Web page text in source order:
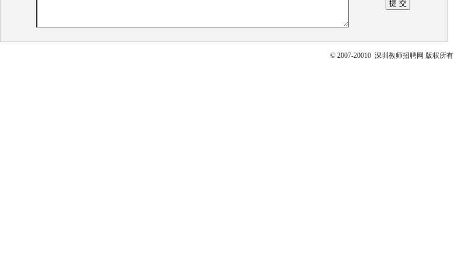
© 2007-20010 深圳教师招聘网 版权所有